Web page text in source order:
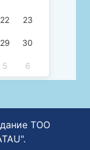
22 23
29 30
5 6
ТОО